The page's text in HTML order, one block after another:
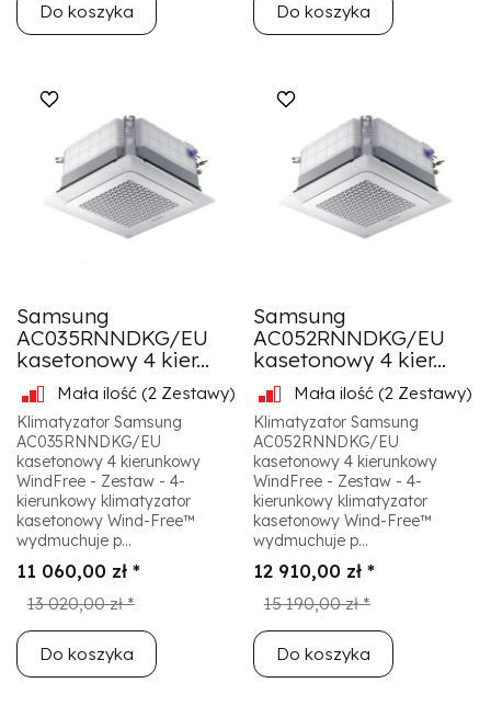
Do koszyka Do koszyka
Samsung
AC035RNNDKG/EU
kasetonowy 4 kier...
Mała ilość (2 Zestawy)
Klimatyzator Samsung
AC035RNNDKG/EU
kasetonowy 4 kierunkowy
WindFree - Zestaw - 4-
kierunkowy klimatyzator
kasetonowy Wind-Free™
wydmuchuje p...
11 060,00 zł *
13 020,00 zł *
Do koszyka
Samsung
AC052RNNDKG/EU
kasetonowy 4 kier...
Mała ilość (2 Zestawy)
Klimatyzator Samsung
AC052RNNDKG/EU
kasetonowy 4 kierunkowy
WindFree - Zestaw - 4-
kierunkowy klimatyzator
kasetonowy Wind-Free™
wydmuchuje p...
12 910,00 zł *
15 190,00 zł *
Do koszyka